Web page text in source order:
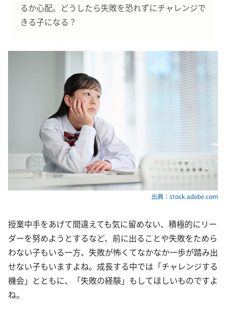
るか心配。どうしたら失敗を恐れずにチャレンジで
きる子になる？
出典：stock.adobe.com
授業中手をあげて間違えても気に留めない、積極的にリー
ダーを努めようとするなど、前に出ることや失敗をためら
わない子もいる一方、失敗が怖くてなかなか一歩が踏み出
せない子もいますよね。成長する中では「チャレンジする
機会」とともに、「失敗の経験」もしてほしいものですよ
ね。